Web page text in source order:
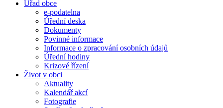
Úřad obce
e-podatelna
Úřední deska
Dokumenty
Povinné informace
Informace o zpracování osobních údajů
Úřední hodiny
Krizové řízení
Život v obci
Aktuality
Kalendář akcí
Fotografie